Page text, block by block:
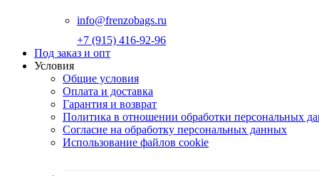
info@frenzobags.ru
‭+7 (915) 416-92-96
Под заказ и опт
Условия
Общие условия
Оплата и доставка
Гарантия и возврат
Политика в отношении обработки персональных
Согласие на обработку персональных данных
Использование файлов cookie